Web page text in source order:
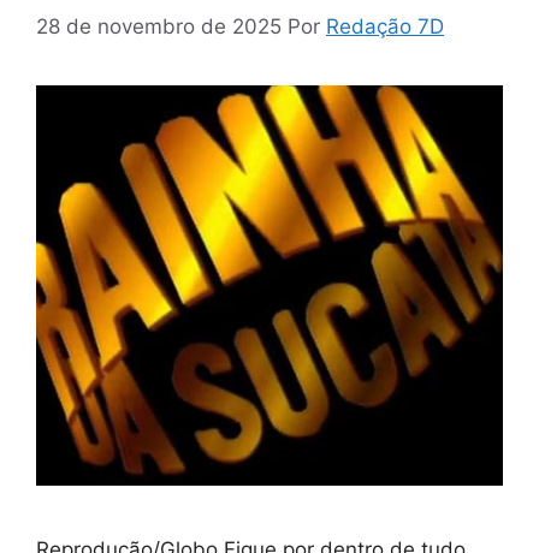
28 de novembro de 2025 Por Redação 7D